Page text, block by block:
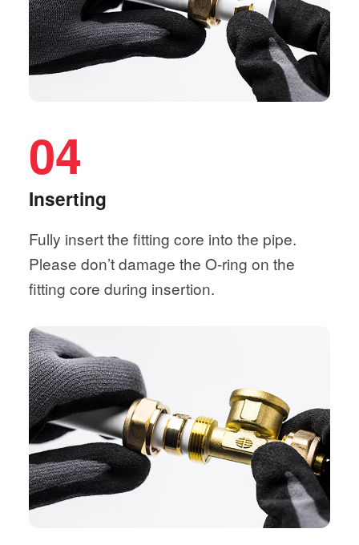
04
Inserting
Fully insert the fitting core into the pipe.
Please don’t damage the O-ring on the
fitting core during insertion.